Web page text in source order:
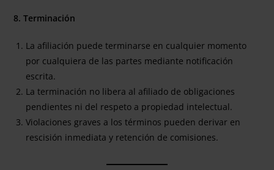
8. Terminación
La afiliación puede terminarse en cualquier momento
por cualquiera de las partes mediante notificación
escrita.
La terminación no libera al afiliado de obligaciones
pendientes ni del respeto a propiedad intelectual.
Violaciones graves a los términos pueden derivar en
rescisión inmediata y retención de comisiones.